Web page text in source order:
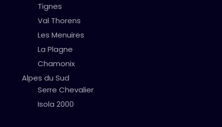
Tignes
Val Thorens
Les Menuires
La Plagne
Chamonix
Alpes du Sud
Serre Chevalier
Isola 2000